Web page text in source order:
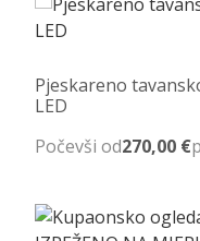
Pjeskareno
LED
Počevši od270,00 €